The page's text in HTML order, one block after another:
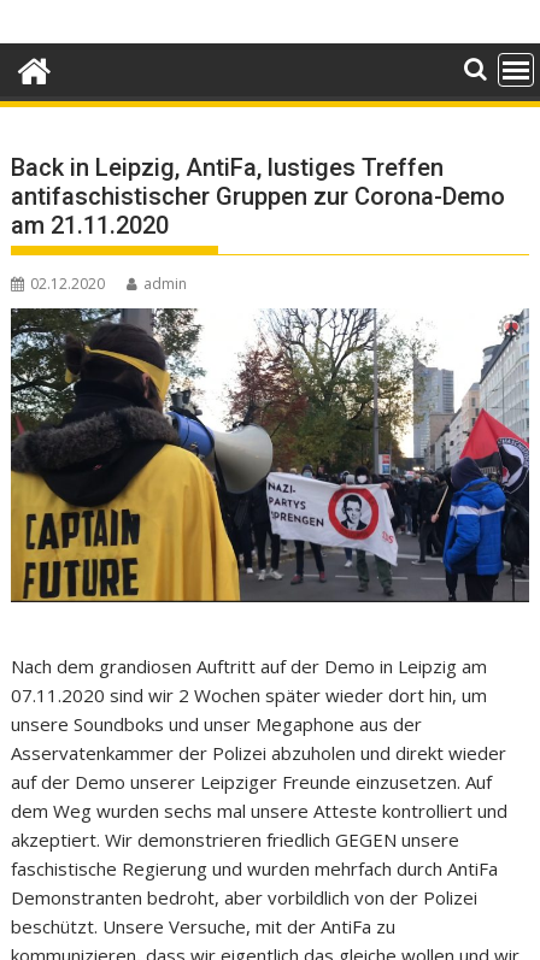
to
content
Back in Leipzig, AntiFa, lustiges Treffen
antifaschistischer Gruppen zur Corona-Demo
am 21.11.2020
02.12.2020 admin
Nach dem grandiosen Auftritt auf der Demo in Leipzig am
07.11.2020 sind wir 2 Wochen später wieder dort hin, um
unsere Soundboks und unser Megaphone aus der
Asservatenkammer der Polizei abzuholen und direkt wieder
auf der Demo unserer Leipziger Freunde einzusetzen. Auf
dem Weg wurden sechs mal unsere Atteste kontrolliert und
akzeptiert. Wir demonstrieren friedlich GEGEN unsere
faschistische Regierung und wurden mehrfach durch AntiFa
Demonstranten bedroht, aber vorbildlich von der Polizei
beschützt. Unsere Versuche, mit der AntiFa zu
kommunizieren, dass wir eigentlich das gleiche wollen und wir